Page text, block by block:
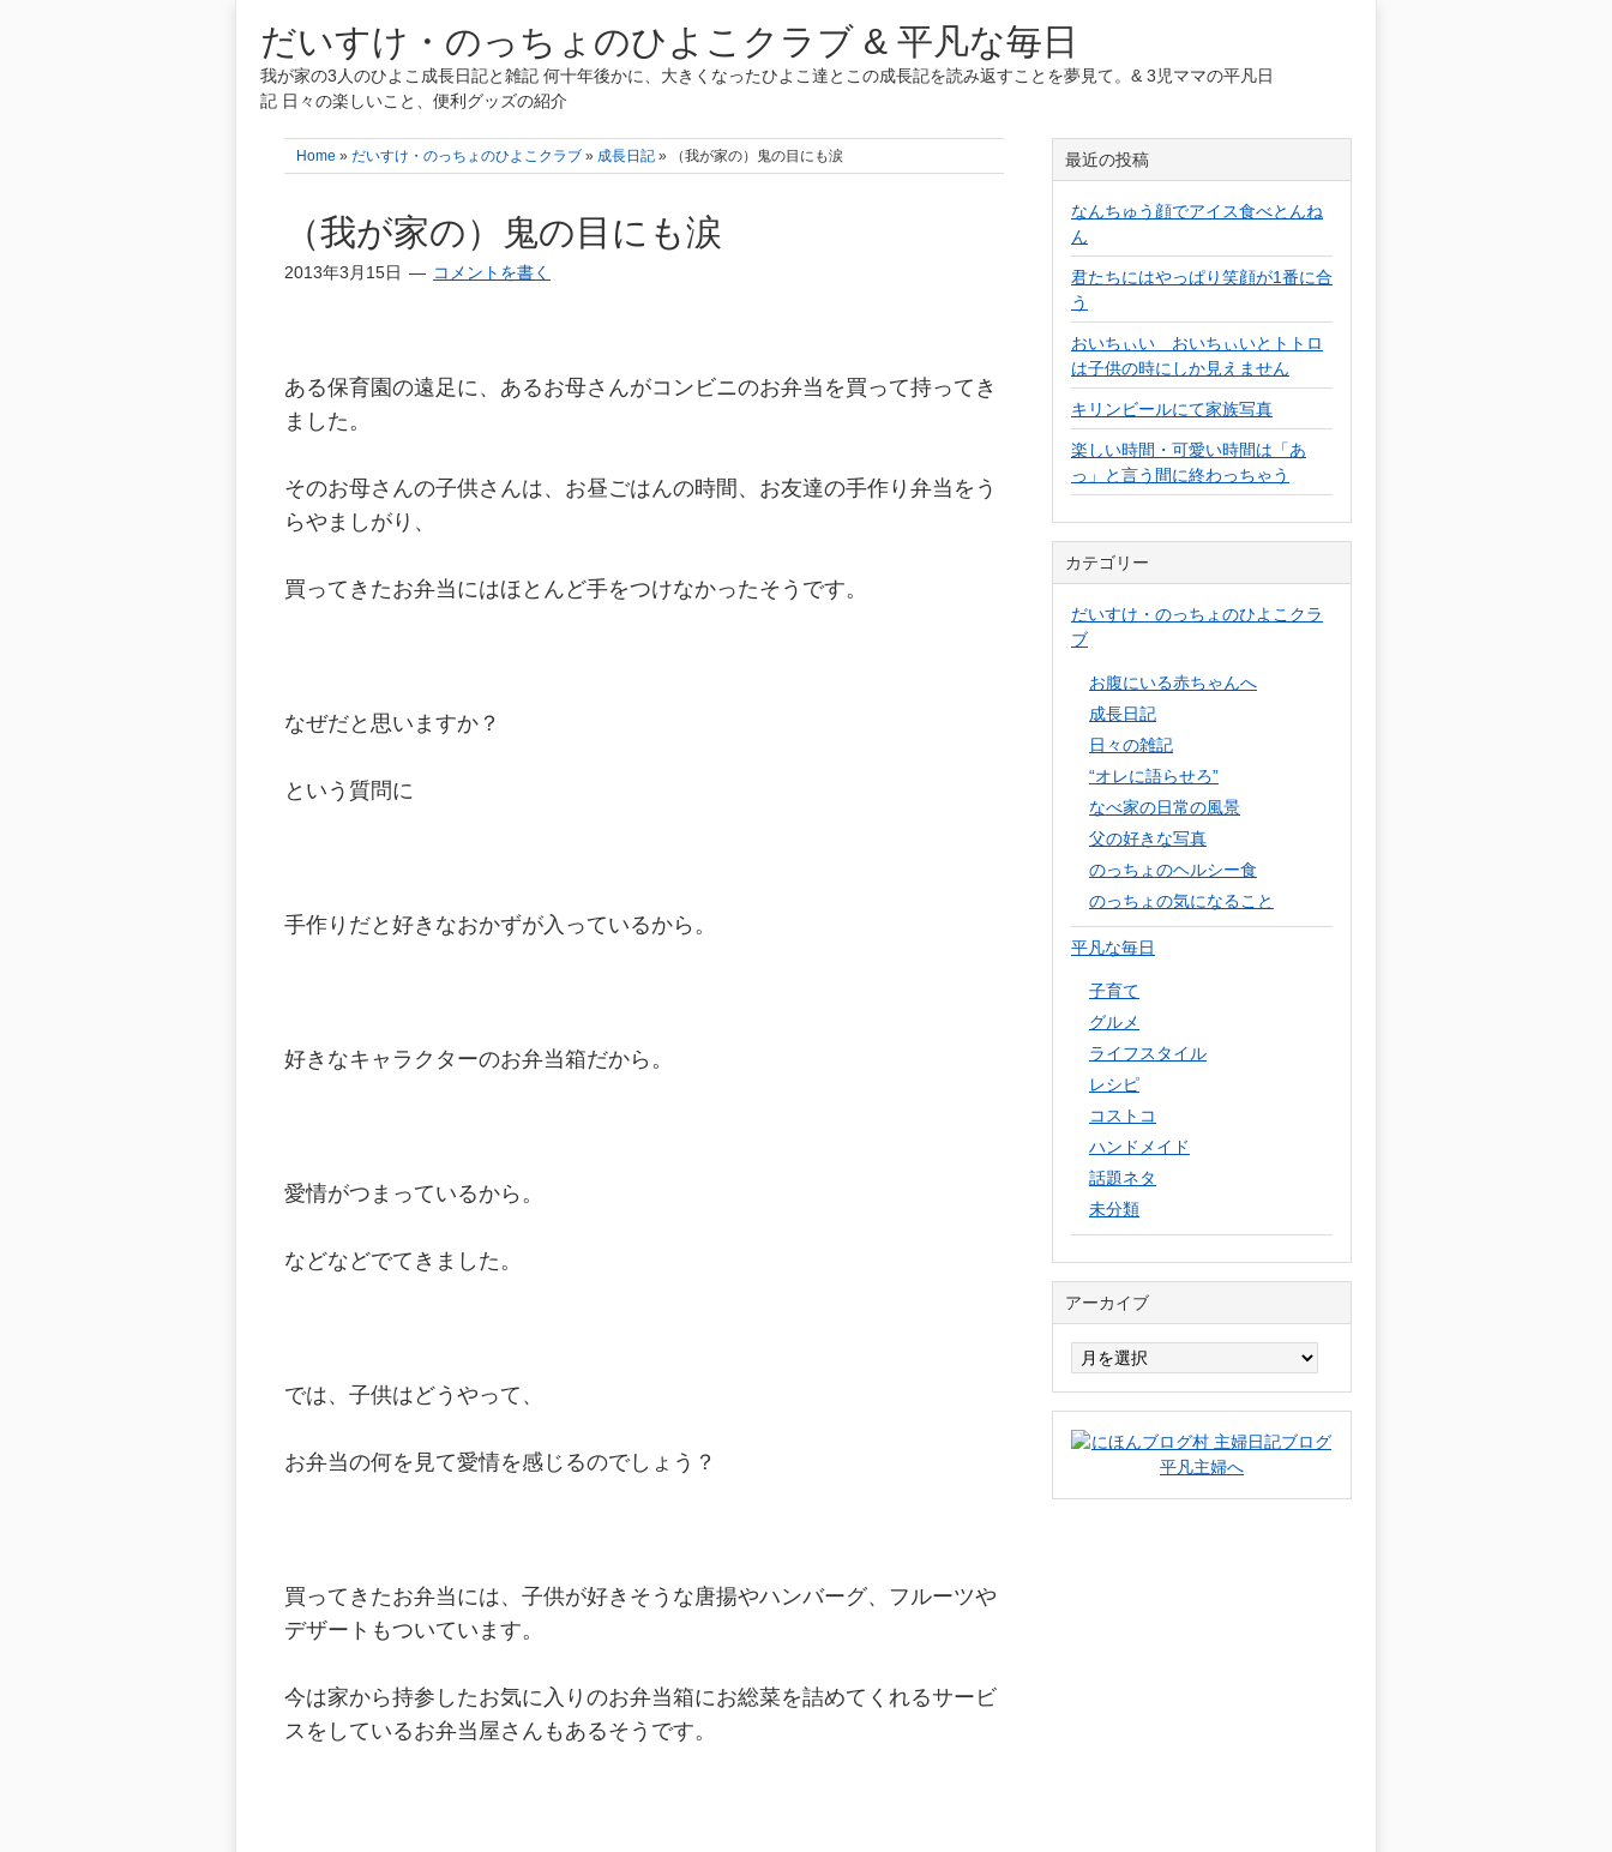
だいすけ・のっちょのひよこクラブ & 平凡な毎日
我が家の3人のひよこ成長日記と雑記 何十年後かに、大きくなったひよこ達とこの成長記を読み返すことを夢見て。& 3児ママの平凡日
記 日々の楽しいこと、便利グッズの紹介
Home » だいすけ・のっちょのひよこクラブ » 成長日記 » （我が家の）鬼の目にも涙
（我が家の）鬼の目にも涙
2013年3月15日 コメントを書く
ある保育園の遠足に、あるお母さんがコンビニのお弁当を買って持ってき
ました。
そのお母さんの子供さんは、お昼ごはんの時間、お友達の手作り弁当をう
らやましがり、
買ってきたお弁当にはほとんど手をつけなかったそうです。
なぜだと思いますか？
という質問に
手作りだと好きなおかずが入っているから。
好きなキャラクターのお弁当箱だから。
愛情がつまっているから。
などなどでてきました。
では、子供はどうやって、
お弁当の何を見て愛情を感じるのでしょう？
買ってきたお弁当には、子供が好きそうな唐揚やハンバーグ、フルーツや
デザートもついています。
今は家から持参したお気に入りのお弁当箱にお総菜を詰めてくれるサービ
スをしているお弁当屋さんもあるそうです。
最近の投稿
なんちゅう顔でアイス食べとんね
ん
君たちにはやっぱり笑顔が1番に合
う
おいちぃい おいちぃいとトトロ
は子供の時にしか見えません
キリンビールにて家族写真
楽しい時間・可愛い時間は「あ
っ」と言う間に終わっちゃう
カテゴリー
だいすけ・のっちょのひよこクラ
ブ
お腹にいる赤ちゃんへ
成長日記
日々の雑記
“オレに語らせろ”
なべ家の日常の風景
父の好きな写真
のっちょのヘルシー食
のっちょの気になること
平凡な毎日
子育て
グルメ
ライフスタイル
レシピ
コストコ
ハンドメイド
話題ネタ
未分類
アーカイブ
イ